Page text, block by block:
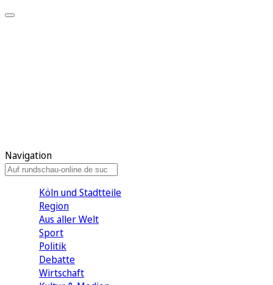
Navigation
Köln und Stadtteile
Region
Aus aller Welt
Sport
Politik
Debatte
Wirtschaft